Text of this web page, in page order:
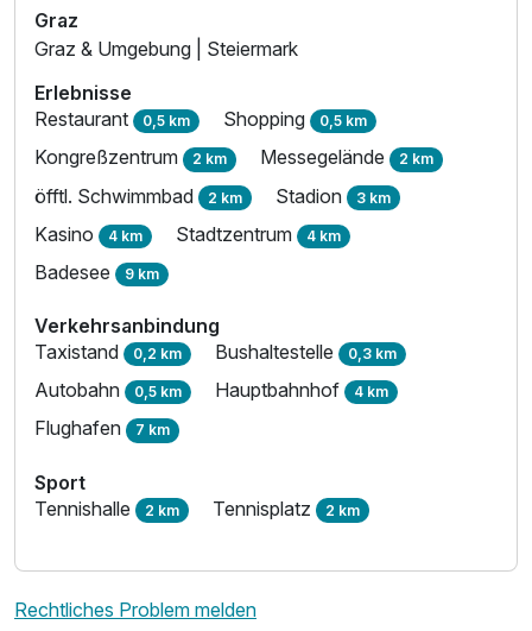
Graz
Graz & Umgebung | Steiermark
Erlebnisse
Restaurant 0,5 km Shopping 0,5 km
Kongreßzentrum 2 km Messegelände 2 km
öfftl. Schwimmbad 2 km Stadion 3 km
Kasino 4 km Stadtzentrum 4 km
Badesee 9 km
Verkehrsanbindung
Taxistand 0,2 km Bushaltestelle 0,3 km
Autobahn 0,5 km Hauptbahnhof 4 km
Flughafen 7 km
Sport
Tennishalle 2 km Tennisplatz 2 km
Rechtliches Problem melden